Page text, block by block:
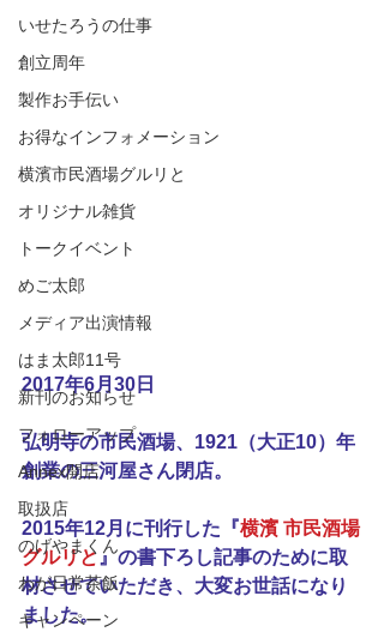
いせたろうの仕事
創立周年
製作お手伝い
お得なインフォメーション
横濱市民酒場グルリと
オリジナル雑貨
トークイベント
めご太郎
メディア出演情報
はま太郎11号
新刊のお知らせ
フォローアップ
Annex開店
取扱店
のげやまくん
わが日常茶飯
キャンペーン
2017年6月30日
弘明寺の市民酒場、1921（大正10）年
創業の三河屋さん閉店。
2015年12月に刊行した『横濱 市民酒場
グルリと』の書下ろし記事のために取
材させていただき、大変お世話になり
ました。